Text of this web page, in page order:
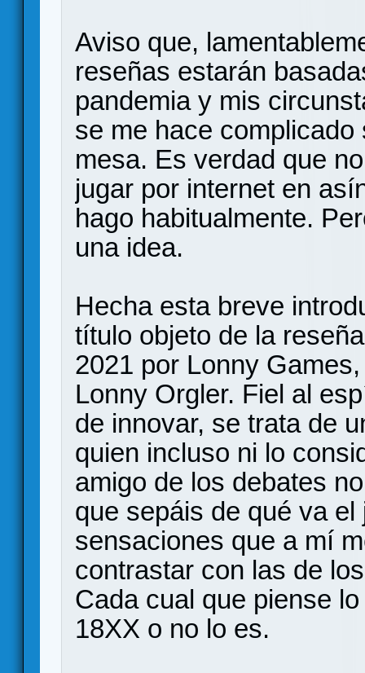
Aviso que,
reseñas estarán
pandemia y mis
se me hace
mesa. Es verdad que
jugar por internet en
hago habitualmente.
una idea.
Hecha esta breve
título objeto de la
2021 por Lonny
Lonny Orgler. Fiel al
de innovar, se trata de
quien incluso ni lo
amigo de los debates
que sepáis de qué va
sensaciones que a mí
contrastar con las de
Cada cual que piense
18XX o no lo es.